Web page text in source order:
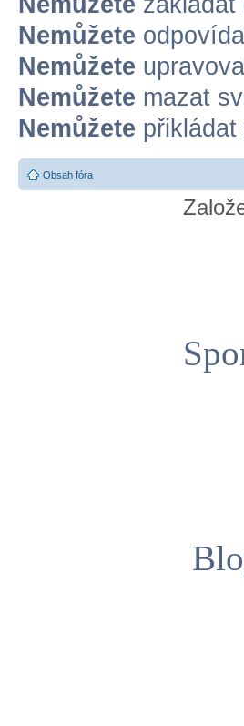
Nemůžete
Nemůžete
Nemůžete mazat
Nemůžete
Obsah fóra